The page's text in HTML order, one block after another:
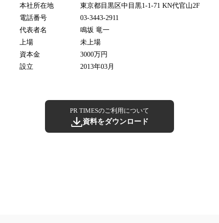
本社所在地
東京都目黒区中目黒1-1-71 KN代官山2F
電話番号
03-3443-2911
代表者名
鳴坂 竜一
上場
未上場
資本金
3000万円
設立
2013年03月
PR TIMESのご利用について
資料をダウンロード